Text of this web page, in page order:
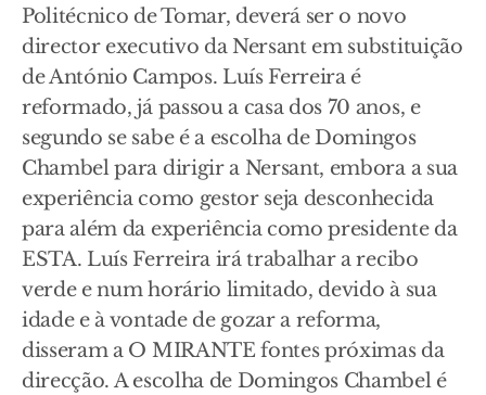
Politécnico de Tomar, deverá ser o novo
director executivo da Nersant em substituição
de António Campos. Luís Ferreira é
reformado, já passou a casa dos 70 anos, e
segundo se sabe é a escolha de Domingos
Chambel para dirigir a Nersant, embora a sua
experiência como gestor seja desconhecida
para além da experiência como presidente da
ESTA. Luís Ferreira irá trabalhar a recibo
verde e num horário limitado, devido à sua
idade e à vontade de gozar a reforma,
disseram a O MIRANTE fontes próximas da
direcção. A escolha de Domingos Chambel é